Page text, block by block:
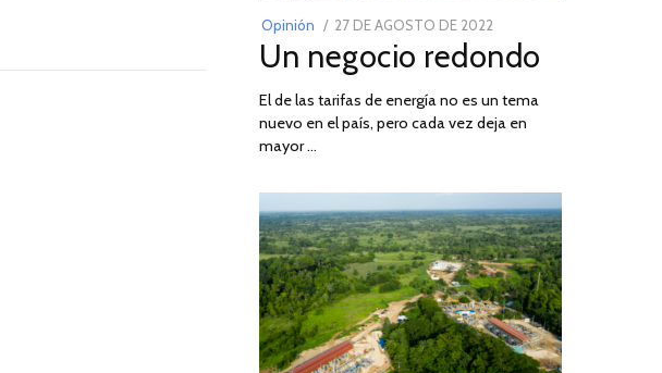
Opinión
POSTED
ON
27 DE AGOSTO DE 2022
DE
DE
2022
Un negocio redondo
El de las tarifas de energía no es un tema
nuevo en el país, pero cada vez deja en
mayor …